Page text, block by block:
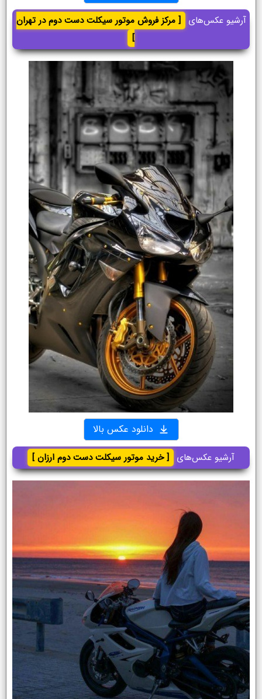
آرشیو عکس‌های
[ مرکز فروش موتور سیکلت دست دوم در تهران
]
دانلود عکس بالا
آرشیو عکس‌های [ خرید موتور سیکلت دست دوم ارزان ]